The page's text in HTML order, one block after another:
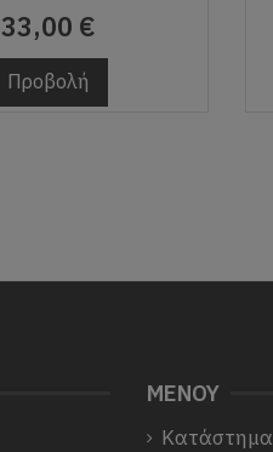
33,00 €
Προβολή
ΜΕΝΟΥ
Κατάστημα